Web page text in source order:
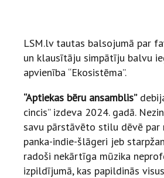
LSM.lv tautas balsojumā par
un klausītāju simpātīju balvu
apvienība “Ekosistēma”.
“Aptiekas bēru ansamblis”
cincis” izdeva 2024. gadā.
savu pārstāvēto stilu dēvē par
panka-indie-šlāgeri jeb
radoši nekārtīga mūzika
izpildījumā, kas papildinās